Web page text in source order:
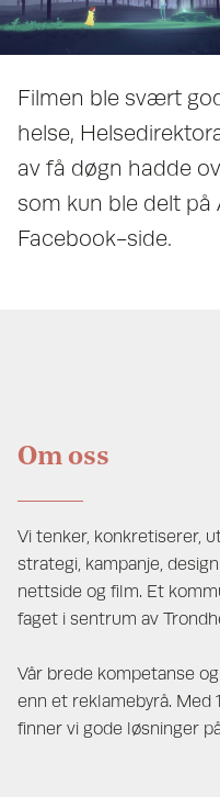
Filmen ble svært
helse,
av få døgn hadde
som kun ble delt på
Facebook-side.
Om oss
Vi tenker, konkretiserer,
strategi, kampanje,
nettside og film. Et
faget i sentrum av
Vår brede kompetanse
enn et reklamebyrå. Med
finner vi gode løsninger